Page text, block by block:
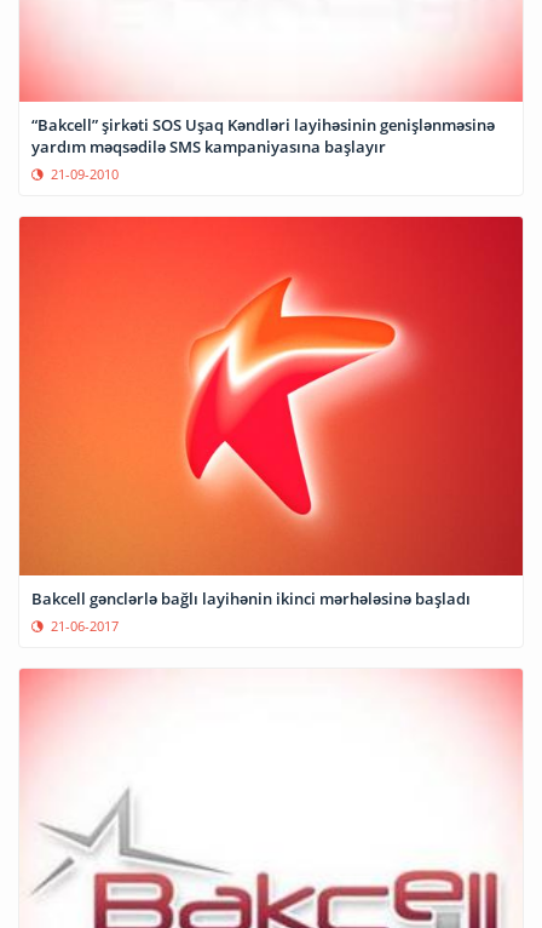
“Bakcell” şirkəti SOS Uşaq Kəndləri layihəsinin genişlənməsinə
yardım məqsədilə SMS kampaniyasına başlayır
21-09-2010
Bakcell gənclərlə bağlı layihənin ikinci mərhələsinə başladı
21-06-2017